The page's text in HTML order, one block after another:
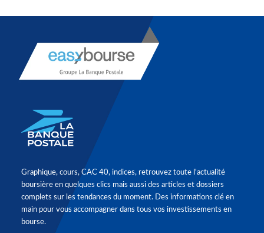
Graphique, cours, CAC 40, indices, retrouvez toute l'actualité
boursière en quelques clics mais aussi des articles et dossiers
complets sur les tendances du moment. Des informations clé en
main pour vous accompagner dans tous vos investissements en
bourse.